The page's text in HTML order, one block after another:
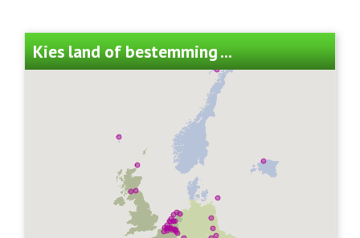
Kies land of bestemming ...